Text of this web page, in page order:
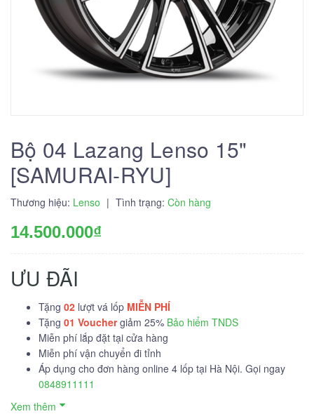
Bộ 04 Lazang Lenso 15"
[SAMURAI-RYU]
Thương hiệu: Lenso | Tình trạng: Còn hàng
14.500.000₫
ƯU ĐÃI
Tặng 02 lượt vá lốp MIỄN PHÍ
Tặng 01 Vouchergiảm 25% Bảo hiểm TNDS
Miễn phí lắp đặt tại cửa hàng
Miễn phí vận chuyển đi tỉnh
Áp dụng cho đơn hàng online 4 lốp tại Hà Nội. Gọi ngay
0848911111
Xem thêm